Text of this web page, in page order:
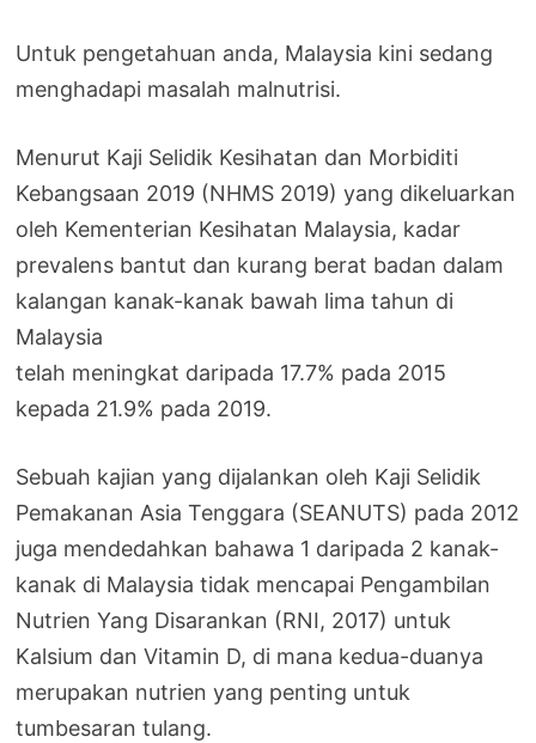
Untuk pengetahuan anda, Malaysia kini sedang
menghadapi masalah malnutrisi.
Menurut Kaji Selidik Kesihatan dan Morbiditi
Kebangsaan 2019 (NHMS 2019) yang dikeluarkan
oleh Kementerian Kesihatan Malaysia, kadar
prevalens bantut dan kurang berat badan dalam
kalangan kanak-kanak bawah lima tahun di
Malaysia
telah meningkat daripada 17.7% pada 2015
kepada 21.9% pada 2019.
Sebuah kajian yang dijalankan oleh Kaji Selidik
Pemakanan Asia Tenggara (SEANUTS) pada 2012
juga mendedahkan bahawa 1 daripada 2 kanak-
kanak di Malaysia tidak mencapai Pengambilan
Nutrien Yang Disarankan (RNI, 2017) untuk
Kalsium dan Vitamin D, di mana kedua-duanya
merupakan nutrien yang penting untuk
tumbesaran tulang.